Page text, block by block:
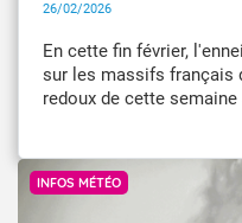
26/02/2026
En cette fin février,
sur les massifs français
redoux de cette
INFOS MÉTÉO
Getty Image